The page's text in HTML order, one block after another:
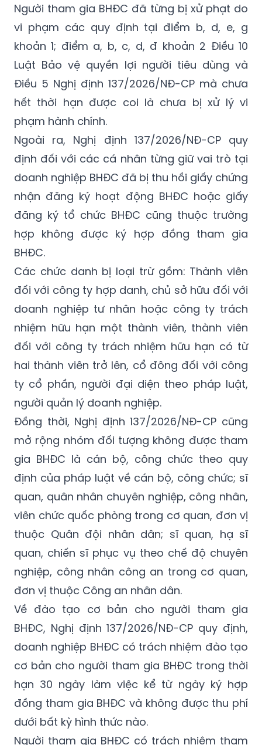
Người tham gia BHĐC đã từng bị xử phạt do
vi phạm các quy định tại điểm b, d, e, g
khoản 1; điểm a, b, c, d, đ khoản 2 Điều 10
Luật Bảo vệ quyền lợi người tiêu dùng và
Điều 5 Nghị định 137/2026/NĐ-CP mà chưa
hết thời hạn được coi là chưa bị xử lý vi
phạm hành chính.
Ngoài ra, Nghị định 137/2026/NĐ-CPquy
định đối với các cá nhân từng giữ vai trò tại
doanh nghiệp BHĐC đã bị thu hồi giấy chứng
nhận đăng ký hoạt động BHĐC hoặc giấy
đăng ký tổ chức BHĐC cũng thuộc trường
hợp không được ký hợp đồng tham gia
BHĐC.
Các chức danh bị loại trừ gồm: Thành viên
đối với công ty hợp danh, chủ sở hữu đối với
doanh nghiệp tư nhân hoặc công ty trách
nhiệm hữu hạn một thành viên, thành viên
đối với công ty trách nhiệm hữu hạn có từ
hai thành viên trở lên, cổ đông đối với công
ty cổ phần, người đại diện theo pháp luật,
người quản lý doanh nghiệp.
Đồng thời, Nghị định137/2026/NĐ-CP cũng
mở rộng nhóm đối tượng không được tham
gia BHĐC là cán bộ, công chức theo quy
định của pháp luật về cán bộ, công chức; sĩ
quan, quân nhân chuyên nghiệp, công nhân,
viên chức quốc phòng trong cơ quan, đơn vị
thuộc Quân đội nhân dân; sĩ quan, hạ sĩ
quan, chiến sĩ phục vụ theo chế độ chuyên
nghiệp, công nhân công an trong cơ quan,
đơn vị thuộc Công an nhân dân.
Về đào tạo cơ bản cho người tham gia
BHĐC, Nghị định137/2026/NĐ-CP quy định,
doanh nghiệp BHĐC có trách nhiệm đào tạo
cơ bản cho người tham gia BHĐC trong thời
hạn 30 ngày làm việc kể từ ngày ký hợp
đồng tham gia BHĐC và không được thu phí
dưới bất kỳ hình thức nào.
Người tham gia BHĐC có trách nhiệm tham